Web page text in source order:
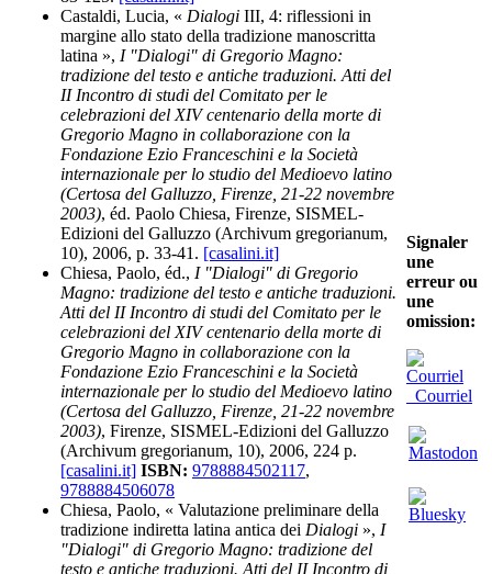
Castaldi, Lucia, « Dialogi III, 4: riflessioni in
margine allo stato della tradizione manoscritta
latina », I "Dialogi" di Gregorio Magno:
tradizione del testo e antiche traduzioni. Atti del
II Incontro di studi del Comitato per le
celebrazioni del XIV centenario della morte di
Gregorio Magno in collaborazione con la
Fondazione Ezio Franceschini e la Società
internazionale per lo studio del Medioevo latino
(Certosa del Galluzzo, Firenze, 21-22 novembre
2003), éd. Paolo Chiesa, Firenze, SISMEL-
Edizioni del Galluzzo (Archivum gregorianum,
10), 2006, p. 33-41. [casalini.it]
Chiesa, Paolo, éd., I "Dialogi" di Gregorio
Magno: tradizione del testo e antiche traduzioni.
Atti del II Incontro di studi del Comitato per le
celebrazioni del XIV centenario della morte di
Gregorio Magno in collaborazione con la
Fondazione Ezio Franceschini e la Società
internazionale per lo studio del Medioevo latino
(Certosa del Galluzzo, Firenze, 21-22 novembre
2003), Firenze, SISMEL-Edizioni del Galluzzo
(Archivum gregorianum, 10), 2006, 224 p.
[casalini.it] ISBN: 9788884502117,
9788884506078
Chiesa, Paolo, « Valutazione preliminare della
tradizione indiretta latina antica dei Dialogi », I
"Dialogi" di Gregorio Magno: tradizione del
testo e antiche traduzioni. Atti del II Incontro di
Signaler
une
erreur ou
une
omission:
Courriel